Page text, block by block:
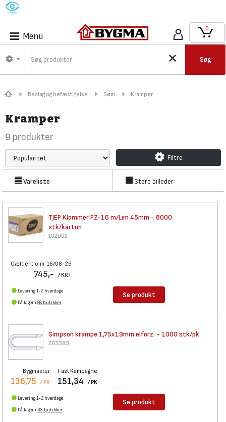
M
Menu
Søg
0
Beslag og befæstigelse Søm Kramper
Kramper
9 produkter
Filtre
Vareliste Store billeder
TJEP Klammer PZ-16 m/Lim 45mm - 8000
stk/karton
102002
Gælder t.o.m. 16/08-26
745,- / KRT
Levering 1-2 hverdage
På lager i 58 butikker
Se produkt
Simpson krampe 1,75x19mm elforz. - 1000 stk/pk
203383
Bygmaster
136,75 / PK
Fast Kampagne
151,34 / PK
Levering 1-2 hverdage
På lager i 63 butikker
Se produkt